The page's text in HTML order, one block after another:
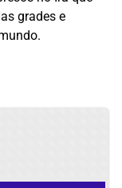
grades e